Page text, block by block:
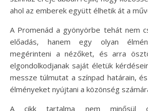
ahol az emberek együtt élhetik át a
A Promenád a gyönyörbe tehát nem
előadás, hanem egy olyan
megérinteni a nézőket, és arra
elgondolkodjanak saját életük
messze túlmutat a színpad határain,
élményeket nyújtani a közönség
A cikk tartalma nem minősül